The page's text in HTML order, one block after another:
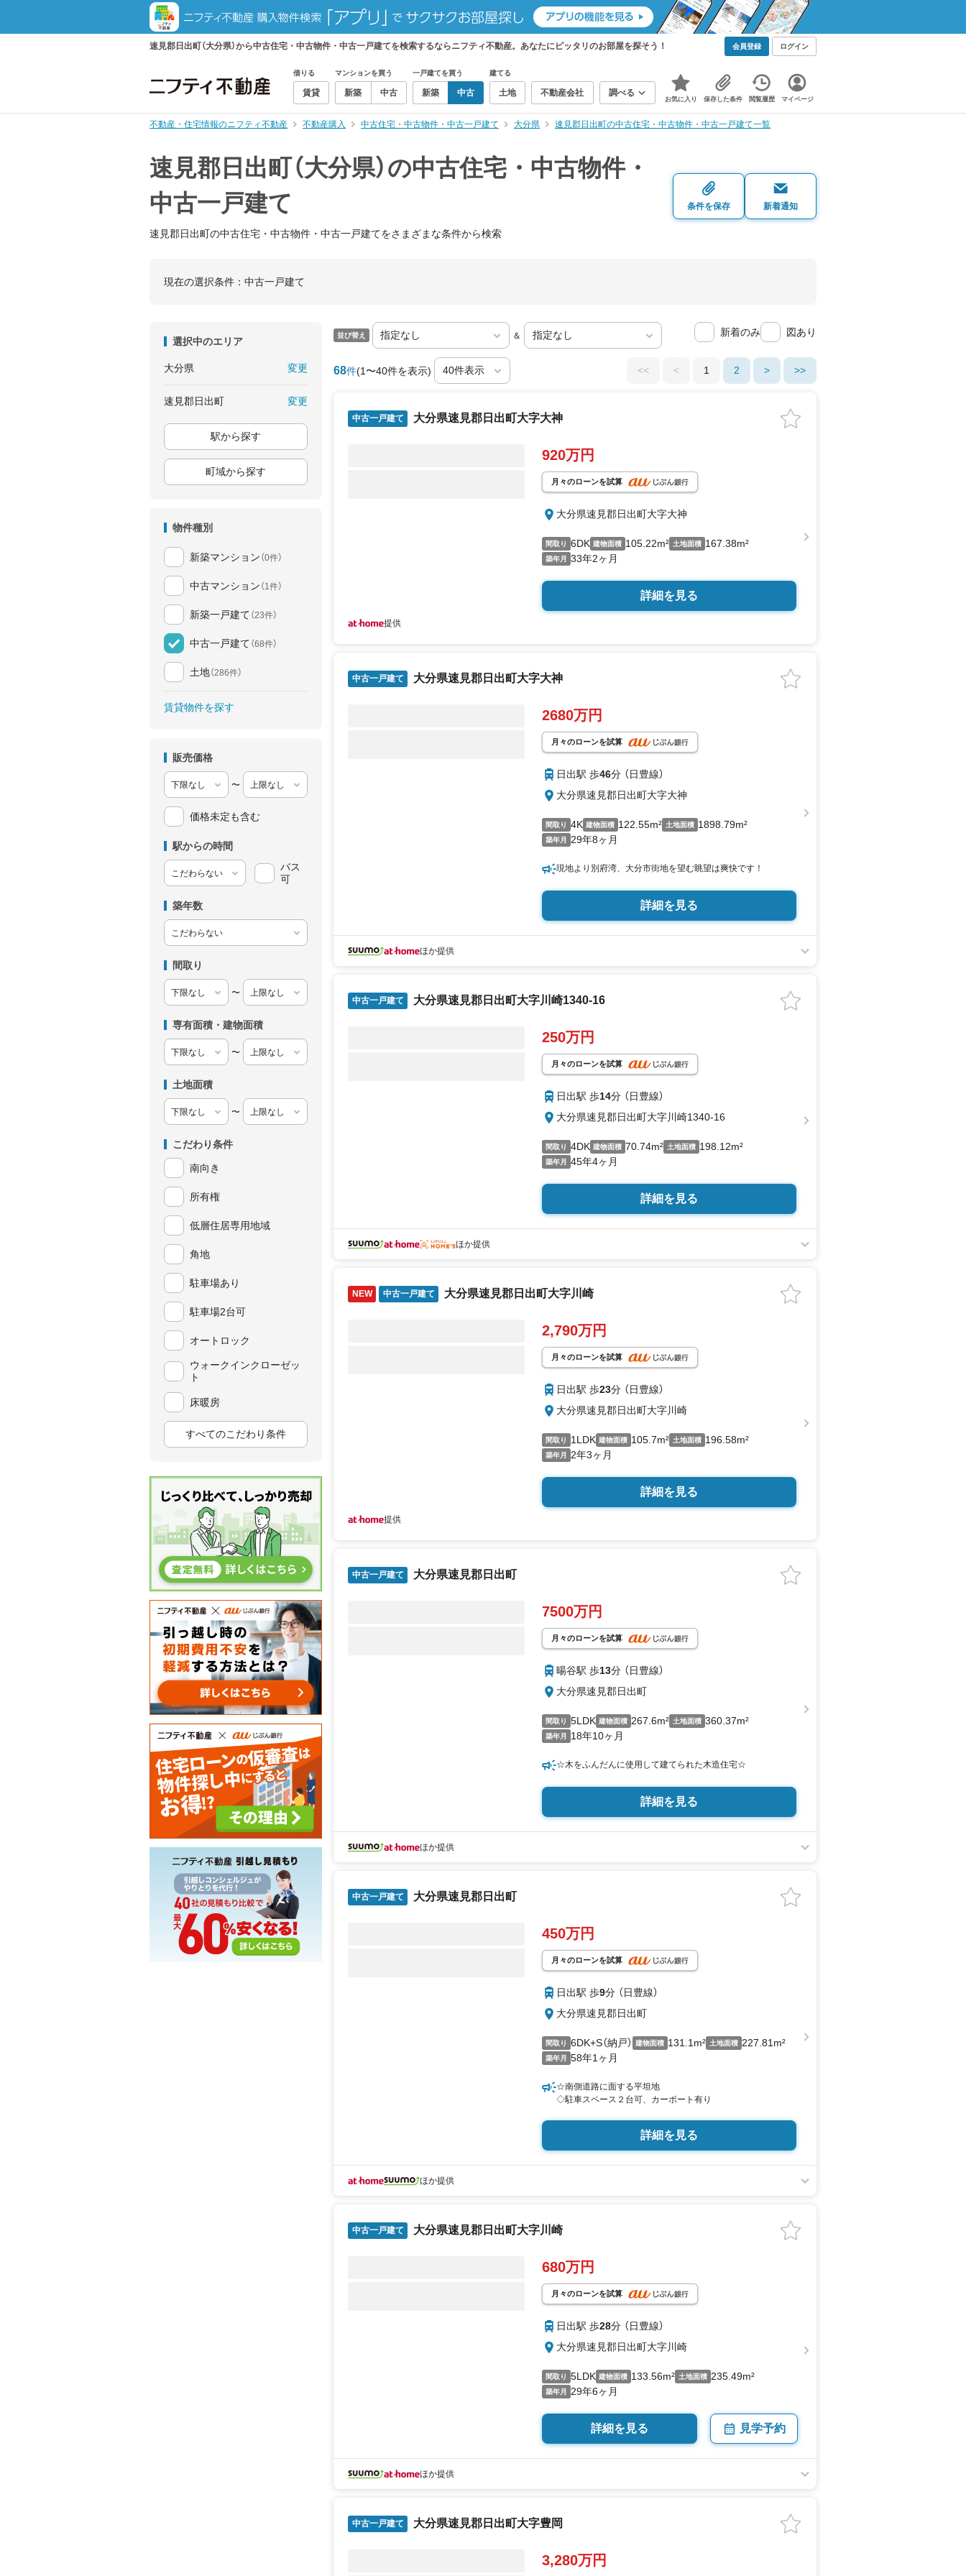
速見郡日出町（大分県）から中古住宅・中古物件・中古一戸建てを検索するならニフティ不動産。あなたにピッタリのお部屋を探そう！ 会員登録 ログイン
借りる
賃貸
マンションを買う
新築 中古
一戸建てを買う
新築 中古
建てる
土地 不動産会社 調べる
お気に入り 保存した条件 閲覧履歴 マイページ
不動産・住宅情報のニフティ不動産 不動産購入 中古住宅・中古物件・中古一戸建て 大分県 速見郡日出町の中古住宅・中古物件・中古一戸建て一覧
速見郡日出町（大分県）の中古住宅・中古物件・
中古一戸建て
速見郡日出町の中古住宅・中古物件・中古一戸建てをさまざまな条件から検索
条件を保存 新着通知
現在の選択条件： 中古一戸建て
選択中のエリア
大分県 変更
速見郡日出町 変更
駅から探す
町域から探す
物件種別
新築マンション （0件）
中古マンション （1件）
新築一戸建て （23件）
中古一戸建て （68件）
土地（286件）
賃貸物件を探す
販売価格
〜
価格未定も含む
駅からの時間
バス
可
築年数
間取り
〜
専有面積・建物面積
〜
土地面積
〜
こだわり条件
南向き
所有権
低層住居専用地域
角地
駐車場あり
駐車場2台可
オートロック
ウォークインクローゼッ
ト
床暖房
すべてのこだわり条件
並び替え ＆ 新着のみ 図あり
68件(1〜40件を表示) << < 1 2 > >>
中古一戸建て 大分県速見郡日出町大字大神
920万円
月々のローンを試算
大分県速見郡日出町大字大神
間取り 6DK 建物面積 105.22m² 土地面積 167.38m²
築年月 33年2ヶ月
詳細を見る
提供
中古一戸建て 大分県速見郡日出町大字大神
2680万円
月々のローンを試算
日出駅 歩46分 （日豊線）
大分県速見郡日出町大字大神
間取り 4K 建物面積 122.55m² 土地面積 1898.79m²
築年月 29年8ヶ月
現地より別府湾、大分市街地を望む眺望は爽快です！
詳細を見る
ほか提供
中古一戸建て 大分県速見郡日出町大字川崎1340-16
250万円
月々のローンを試算
日出駅 歩14分 （日豊線）
大分県速見郡日出町大字川崎1340-16
間取り 4DK 建物面積 70.74m² 土地面積 198.12m²
築年月 45年4ヶ月
詳細を見る
ほか提供
NEW 中古一戸建て 大分県速見郡日出町大字川崎
2,790万円
月々のローンを試算
日出駅 歩23分 （日豊線）
大分県速見郡日出町大字川崎
間取り 1LDK 建物面積 105.7m² 土地面積 196.58m²
築年月 2年3ヶ月
詳細を見る
提供
中古一戸建て 大分県速見郡日出町
7500万円
月々のローンを試算
暘谷駅 歩13分 （日豊線）
大分県速見郡日出町
間取り 5LDK 建物面積 267.6m² 土地面積 360.37m²
築年月 18年10ヶ月
☆木をふんだんに使用して建てられた木造住宅☆
詳細を見る
ほか提供
中古一戸建て 大分県速見郡日出町
450万円
月々のローンを試算
日出駅 歩9分 （日豊線）
大分県速見郡日出町
間取り 6DK+S（納戸） 建物面積 131.1m² 土地面積 227.81m²
築年月 58年1ヶ月
☆南側道路に面する平坦地
◇駐車スペース２台可、カーポート有り
詳細を見る
ほか提供
中古一戸建て 大分県速見郡日出町大字川崎
680万円
月々のローンを試算
日出駅 歩28分 （日豊線）
大分県速見郡日出町大字川崎
間取り 5LDK 建物面積 133.56m² 土地面積 235.49m²
築年月 29年6ヶ月
詳細を見る 見学予約
ほか提供
中古一戸建て 大分県速見郡日出町大字豊岡
3,280万円